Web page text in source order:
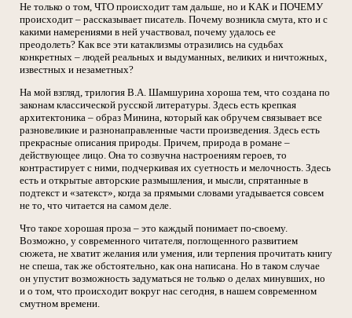
Не только о том, ЧТО происходит там дальше, но и КАК и ПОЧЕМУ
происходит – рассказывает писатель. Почему возникла смута, кто и с
какими намерениями в ней участвовал, почему удалось ее
преодолеть? Как все эти катаклизмы отразились на судьбах
конкретных – людей реальных и выдуманных, великих и ничтожных,
известных и незаметных?
На мой взгляд, трилогия В.А. Шамшурина хороша тем, что создана по
законам классической русской литературы. Здесь есть крепкая
архитектоника – образ Минина, который как обручем связывает все
разновеликие и разнонаправленные части произведения. Здесь есть
прекрасные описания природы. Причем, природа в романе –
действующее лицо. Она то созвучна настроениям героев, то
контрастирует с ними, подчеркивая их суетность и мелочность. Здесь
есть и открытые авторские размышления, и мысли, спрятанные в
подтекст и «затекст», когда за прямыми словами угадывается совсем
не то, что читается на самом деле.
Что такое хорошая проза – это каждый понимает по-своему.
Возможно, у современного читателя, поглощенного развитием
сюжета, не хватит желания или умения, или терпения прочитать книгу
не спеша, так же обстоятельно, как она написана. Но в таком случае
он упустит возможность задуматься не только о делах минувших, но
и о том, что происходит вокруг нас сегодня, в нашем современном
смутном времени.